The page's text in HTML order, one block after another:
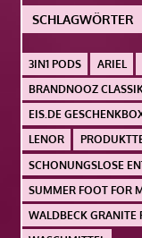
SCHLAGWÖRTER
3IN1 PODS ARIEL
BRANDNOOZ
EIS.DE
LENOR
SCHONUNGSLOSE
SUMMER FOOT FOR
WALDBECK GRANITE